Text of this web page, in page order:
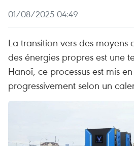
01/08/2025 04:49
La transition vers des moyens
des énergies propres est une
Hanoï, ce processus est mis
progressivement selon un